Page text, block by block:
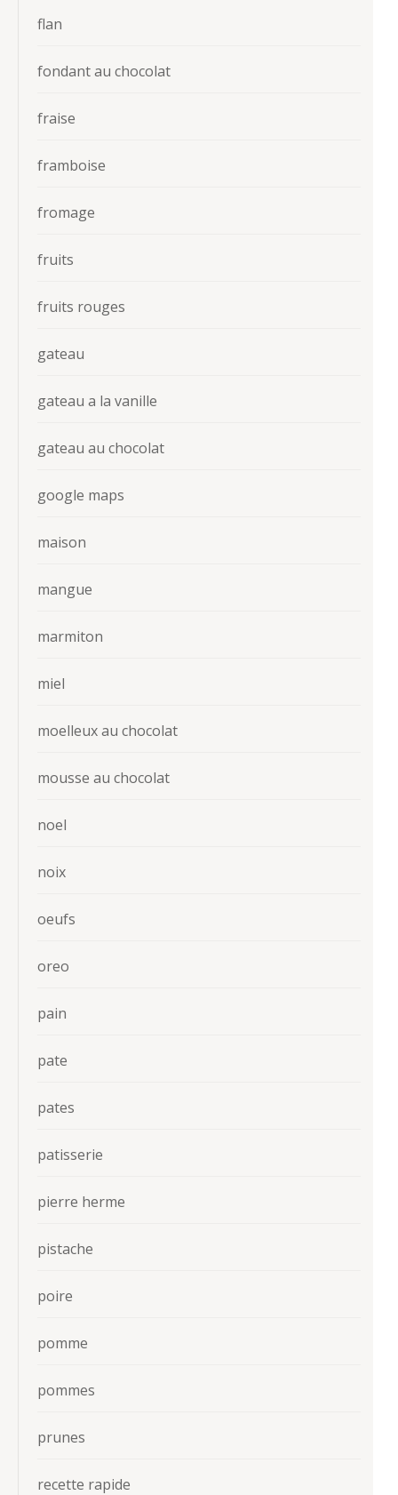
flan
fondant au chocolat
fraise
framboise
fromage
fruits
fruits rouges
gateau
gateau a la vanille
gateau au chocolat
google maps
maison
mangue
marmiton
miel
moelleux au chocolat
mousse au chocolat
noel
noix
oeufs
oreo
pain
pate
pates
patisserie
pierre herme
pistache
poire
pomme
pommes
prunes
recette rapide